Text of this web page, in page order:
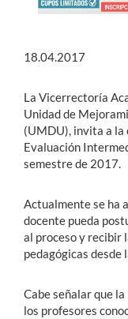
18.04.2017
La Vicerrectoría
Unidad de
(UMDU), invita a la
Evaluación
semestre de 2017.
Actualmente se ha
docente pueda
al proceso y recibir
pedagógicas desde
Cabe señalar que
los profesores